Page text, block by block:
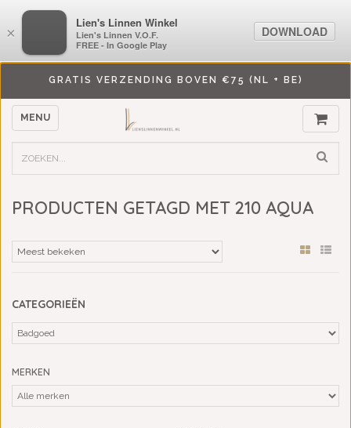
GRATIS VERZENDING BOVEN €75 (NL + BE)
MENU
PRODUCTEN GETAGD MET 210 AQUA
CATEGORIEËN
MERKEN
×
LiensLinnenwinkel.nl
Lien's Linnen V.O.F.
FREE - In Google Play
DOWNLOAD
×
Lien's Linnen Winkel
Lien's Linnen V.O.F.
FREE - In Google Play
DOWNLOAD